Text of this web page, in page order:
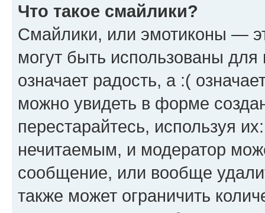
Что такое смайлики?
Смайлики, или эмотиконы —
могут быть использованы
означает радость, а :(
можно увидеть в форме
перестарайтесь, используя
нечитаемым, и модератор
сообщение, или вообще
также может ограничить